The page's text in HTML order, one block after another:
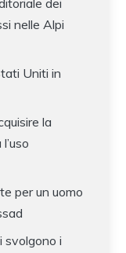
dei
nelle Alpi
Uniti in
la
per un uomo
svolgono i